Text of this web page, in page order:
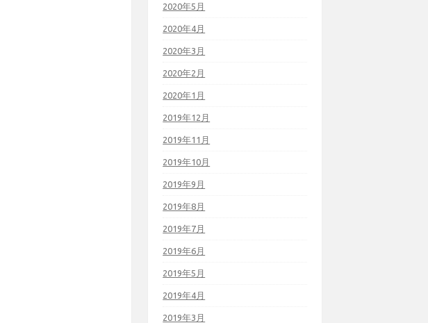
2020年5月
2020年4月
2020年3月
2020年2月
2020年1月
2019年12月
2019年11月
2019年10月
2019年9月
2019年8月
2019年7月
2019年6月
2019年5月
2019年4月
2019年3月